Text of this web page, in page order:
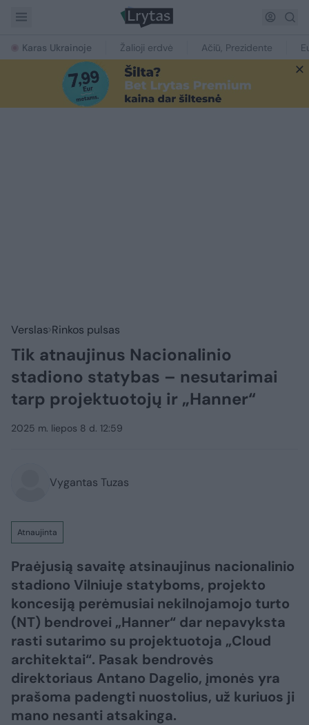
Karas Ukrainoje Žalioji erdvė Ačiū, Prezidente
Verslas Rinkos pulsas
Tik atnaujinus Nacionalinio
stadiono statybas – nesutarimai
tarp projektuotojų ir „Hanner“
2025 m. liepos 8 d. 12:59
Vygantas Tuzas
Atnaujinta
Praėjusią savaitę atsinaujinus nacionalinio
stadiono Vilniuje statyboms, projekto
koncesiją perėmusiai nekilnojamojo turto
(NT) bendrovei „Hanner“ dar nepavyksta
rasti sutarimo su projektuotoja „Cloud
architektai“. Pasak bendrovės
direktoriaus Antano Dagelio, įmonės yra
prašoma padengti nuostolius, už kuriuos ji
mano nesanti atsakinga.